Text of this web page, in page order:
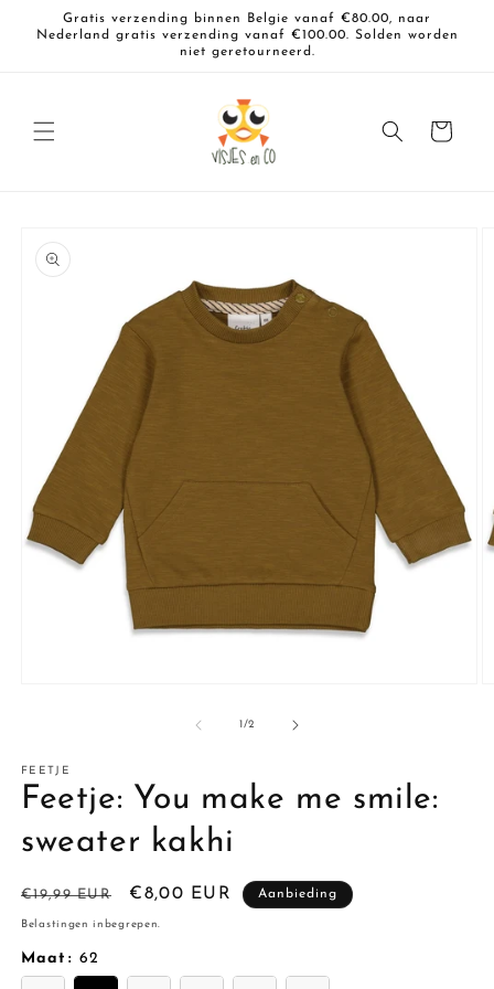
naar de
content
Gratis verzending binnen Belgie vanaf €80.00, naar
Nederland gratis verzending vanaf €100.00. Solden worden
niet geretourneerd.
Winkelwagen
1/van
2
FEETJE
Feetje: You make me smile:
sweater kakhi
Normale
prijs
€19,99 EUR Aanbiedingsprijs
€8,00 EUR Aanbieding
Belastingen inbegrepen.
Maat : 62